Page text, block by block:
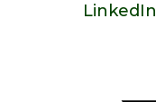
LinkedIn